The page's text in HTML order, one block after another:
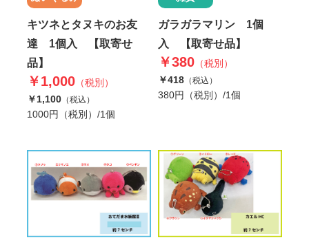
キツネとタヌキのお友
達 1個入 【取寄せ
品】
￥1,000 （税別）
￥1,100 （税込）
1000円（税別）/1個
ガラガラマリン 1個
入 【取寄せ品】
￥380 （税別）
￥418 （税込）
380円（税別）/1個